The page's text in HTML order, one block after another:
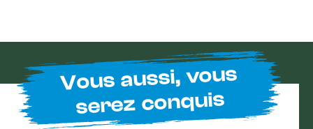
Vous aussi, vous
serez conquis